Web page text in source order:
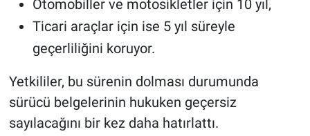
Otomobiller ve motosikletler için 10 yıl,
Ticari araçlar için ise 5 yıl süreyle
geçerliliğini koruyor.
Yetkililer, bu sürenin dolması durumunda
sürücü belgelerinin hukuken geçersiz
sayılacağını bir kez daha hatırlattı.